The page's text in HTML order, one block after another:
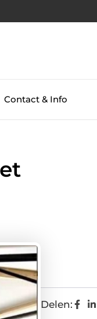
Contact & Info
Delen: